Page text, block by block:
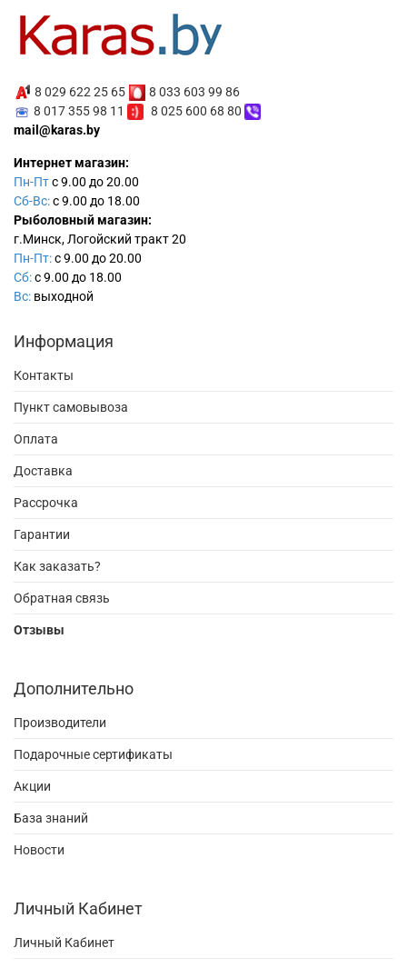
8 029 622 25 65
8 033 603 99 86
8 017 355 98 11
8 025 600 68 80
mail@karas.by
Интернет магазин:
Пн-Птс 9.00 до 20.00
Сб-Вс:с 9.00 до 18.00
Рыболовный магазин:
г.Минск, Логойский тракт 20
Пн-Пт:с 9.00 до 20.00
Сб:с 9.00 до 18.00
Вс: выходной
Информация
Контакты
Пункт самовывоза
Оплата
Доставка
Рассрочка
Гарантии
Как заказать?
Обратная связь
Отзывы
Дополнительно
Производители
Подарочные сертификаты
Акции
База знаний
Новости
Личный Кабинет
Личный Кабинет